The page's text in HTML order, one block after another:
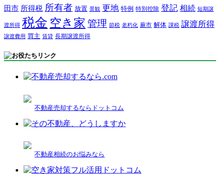
田市 所得税 所有者 放置 景観 更地 特例 特別控除 登記 相続 短期譲
渡所得 税金 空き家 管理 節税 老朽化 蕨市 解体 課税 譲渡所得
譲渡費用 買主 賃貸 長期譲渡所得
不動産売却するならドットコム
不動産相続のお悩みなら